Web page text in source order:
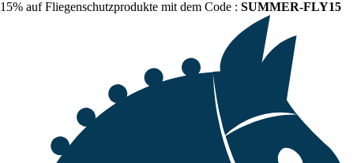
15% auf Fliegenschutzprodukte mit dem Code : SUMMER-FLY15